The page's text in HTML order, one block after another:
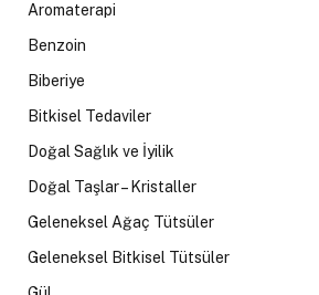
Aromaterapi
Benzoin
Biberiye
Bitkisel Tedaviler
Doğal Sağlık ve İyilik
Doğal Taşlar – Kristaller
Geleneksel Ağaç Tütsüler
Geleneksel Bitkisel Tütsüler